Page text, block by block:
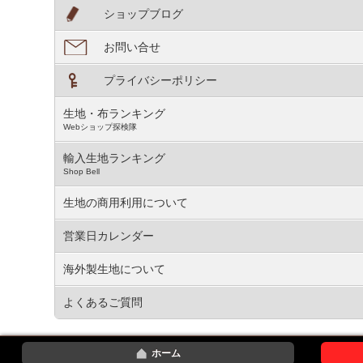
ショップブログ
お問い合せ
プライバシーポリシー
生地・布ランキング
Webショップ探検隊
輸入生地ランキング
Shop Bell
生地の商用利用について
営業日カレンダー
海外製生地について
よくあるご質問
ホーム